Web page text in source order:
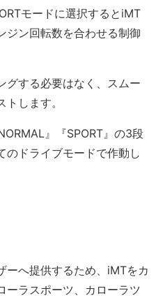
モードに選択するとiMT
ジン回転数を合わせる制御
グする必要はなく、スムー
します。
』『SPORT』の3段
のドライブモードで作動し
ーへ提供するため、iMTをカ
ーラスポーツ、カローラツ